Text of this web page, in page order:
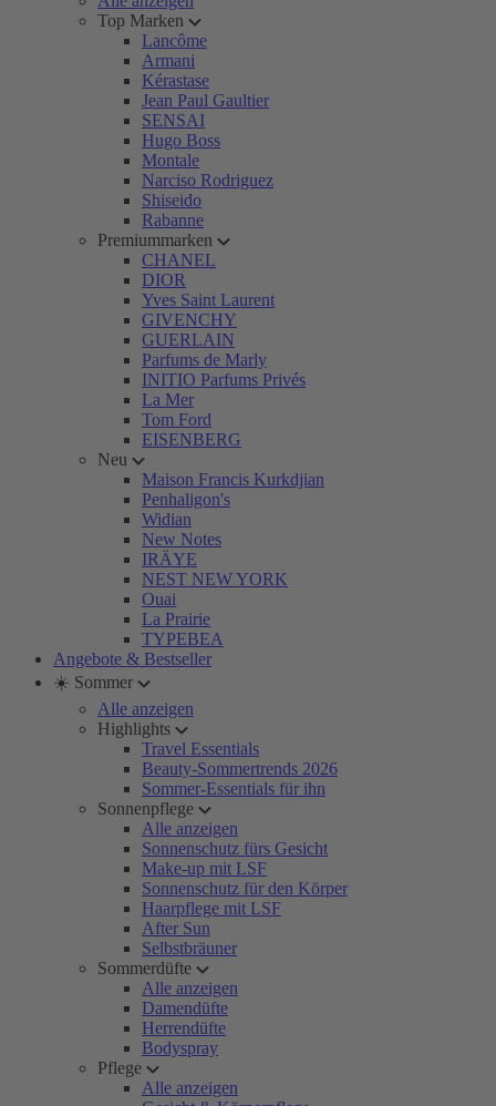
Top Marken
Lancôme
Armani
Kérastase
Jean Paul Gaultier
SENSAI
Hugo Boss
Montale
Narciso Rodriguez
Shiseido
Rabanne
Premiummarken
CHANEL
DIOR
Yves Saint Laurent
GIVENCHY
GUERLAIN
Parfums de Marly
INITIO Parfums Privés
La Mer
Tom Ford
EISENBERG
Neu
Maison Francis Kurkdjian
Penhaligon's
Widian
New Notes
IRÄYE
NEST NEW YORK
Ouai
La Prairie
TYPEBEA
Angebote & Bestseller
☀️ Sommer
Alle anzeigen
Highlights
Travel Essentials
Beauty-Sommertrends 2026
Sommer-Essentials für ihn
Sonnenpflege
Alle anzeigen
Sonnenschutz fürs Gesicht
Make-up mit LSF
Sonnenschutz für den Körper
Haarpflege mit LSF
After Sun
Selbstbräuner
Sommerdüfte
Alle anzeigen
Damendüfte
Herrendüfte
Bodyspray
Pflege
Alle anzeigen